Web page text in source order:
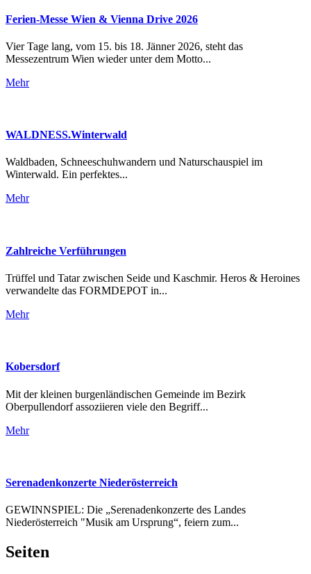
Ferien-Messe Wien & Vienna Drive 2026
Vier Tage lang, vom 15. bis 18. Jänner 2026, steht das
Messezentrum Wien wieder unter dem Motto...
Mehr
WALDNESS.Winterwald
Waldbaden, Schneeschuhwandern und Naturschauspiel im
Winterwald. Ein perfektes...
Mehr
Zahlreiche Verführungen
Trüffel und Tatar zwischen Seide und Kaschmir. Heros & Heroines
verwandelte das FORMDEPOT in...
Mehr
Kobersdorf
Mit der kleinen burgenländischen Gemeinde im Bezirk
Oberpullendorf assoziieren viele den Begriff...
Mehr
Serenadenkonzerte Niederösterreich
GEWINNSPIEL: Die „Serenadenkonzerte des Landes
Niederösterreich "Musik am Ursprung“, feiern zum...
Seiten